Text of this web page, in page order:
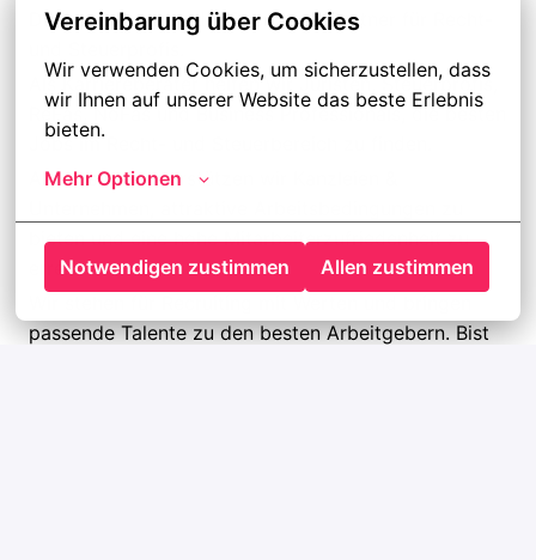
Vereinbarung über Cookies
Wir verwenden Cookies, um sicherzustellen, dass
wir Ihnen auf unserer Website das beste Erlebnis
bieten.
Mehr Optionen
Notwendigen zustimmen Allen zustimmen
Die Lawgentur ist der Recruiting-Partner für Recht-
Als Karriereberater helfen wir Juristen, Steuerprofis,
ReFas, NoFas und Business Professionals, die besten
Jobs im Recht- und Steuerbereich zu finden.
Als Agentur unterstützen wir Kanzleien &
bieten und eine hohe Mitarbeiterzufriedenheit zu
erreichen.
passende Talente zu den besten Arbeitgebern. Bist